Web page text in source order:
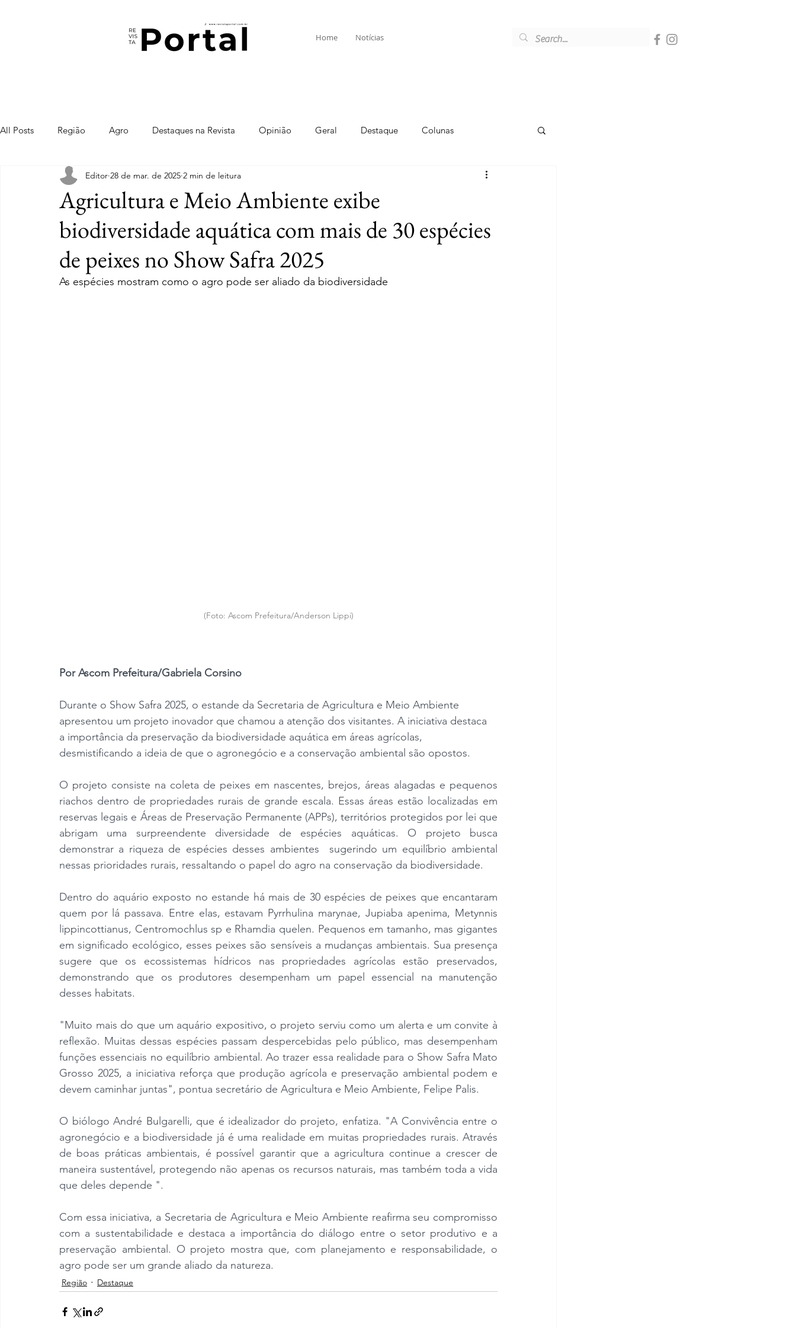
Home Notícias
All Posts Região Agro Destaques na Revista Opinião Geral Destaque Colunas
Agricultura e Meio Ambiente exibe
biodiversidade aquática com mais de 30 espécies
de peixes no Show Safra 2025
Editor 28 de mar. de 2025 2 min de leitura
As espécies mostram como o agro pode ser aliado da biodiversidade
(Foto: Ascom Prefeitura/Anderson Lippi)
Por Ascom Prefeitura/Gabriela Corsino
Durante o Show Safra 2025, o estande da Secretaria de Agricultura e Meio Ambiente
apresentou um projeto inovador que chamou a atenção dos visitantes. A iniciativa destaca
a importância da preservação da biodiversidade aquática em áreas agrícolas,
desmistificando a ideia de que o agronegócio e a conservação ambiental são opostos.
O projeto consiste na coleta de peixes em nascentes, brejos, áreas alagadas e pequenos
riachos dentro de propriedades rurais de grande escala. Essas áreas estão localizadas em
reservas legais e Áreas de Preservação Permanente (APPs), territórios protegidos por lei que
abrigam uma surpreendente diversidade de espécies aquáticas. O projeto busca
demonstrar a riqueza de espécies desses ambientes  sugerindo um equilíbrio ambiental
nessas prioridades rurais, ressaltando o papel do agro na conservação da biodiversidade.
Dentro do aquário exposto no estande há mais de 30 espécies de peixes que encantaram
quem por lá passava. Entre elas, estavam Pyrrhulina marynae, Jupiaba apenima, Metynnis
lippincottianus, Centromochlus sp e Rhamdia quelen. Pequenos em tamanho, mas gigantes
em significado ecológico, esses peixes são sensíveis a mudanças ambientais. Sua presença
sugere que os ecossistemas hídricos nas propriedades agrícolas estão preservados,
demonstrando que os produtores desempenham um papel essencial na manutenção
desses habitats.
"Muito mais do que um aquário expositivo, o projeto serviu como um alerta e um convite à
reflexão. Muitas dessas espécies passam despercebidas pelo público, mas desempenham
funções essenciais no equilíbrio ambiental. Ao trazer essa realidade para o Show Safra Mato
Grosso 2025, a iniciativa reforça que produção agrícola e preservação ambiental podem e
devem caminhar juntas", pontua secretário de Agricultura e Meio Ambiente, Felipe Palis.
O biólogo André Bulgarelli, que é idealizador do projeto, enfatiza. "A Convivência entre o
agronegócio e a biodiversidade já é uma realidade em muitas propriedades rurais. Através
de boas práticas ambientais, é possível garantir que a agricultura continue a crescer de
maneira sustentável, protegendo não apenas os recursos naturais, mas também toda a vida
que deles depende ".
Com essa iniciativa, a Secretaria de Agricultura e Meio Ambiente reafirma seu compromisso
com a sustentabilidade e destaca a importância do diálogo entre o setor produtivo e a
preservação ambiental. O projeto mostra que, com planejamento e responsabilidade, o
agro pode ser um grande aliado da natureza.
Região Destaque